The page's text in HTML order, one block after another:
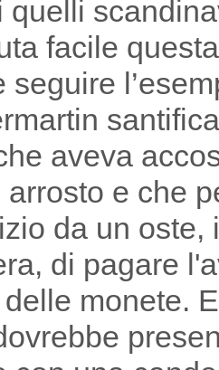
quelli
facile
aveva
e che
da un oste,
di pagare
monete.